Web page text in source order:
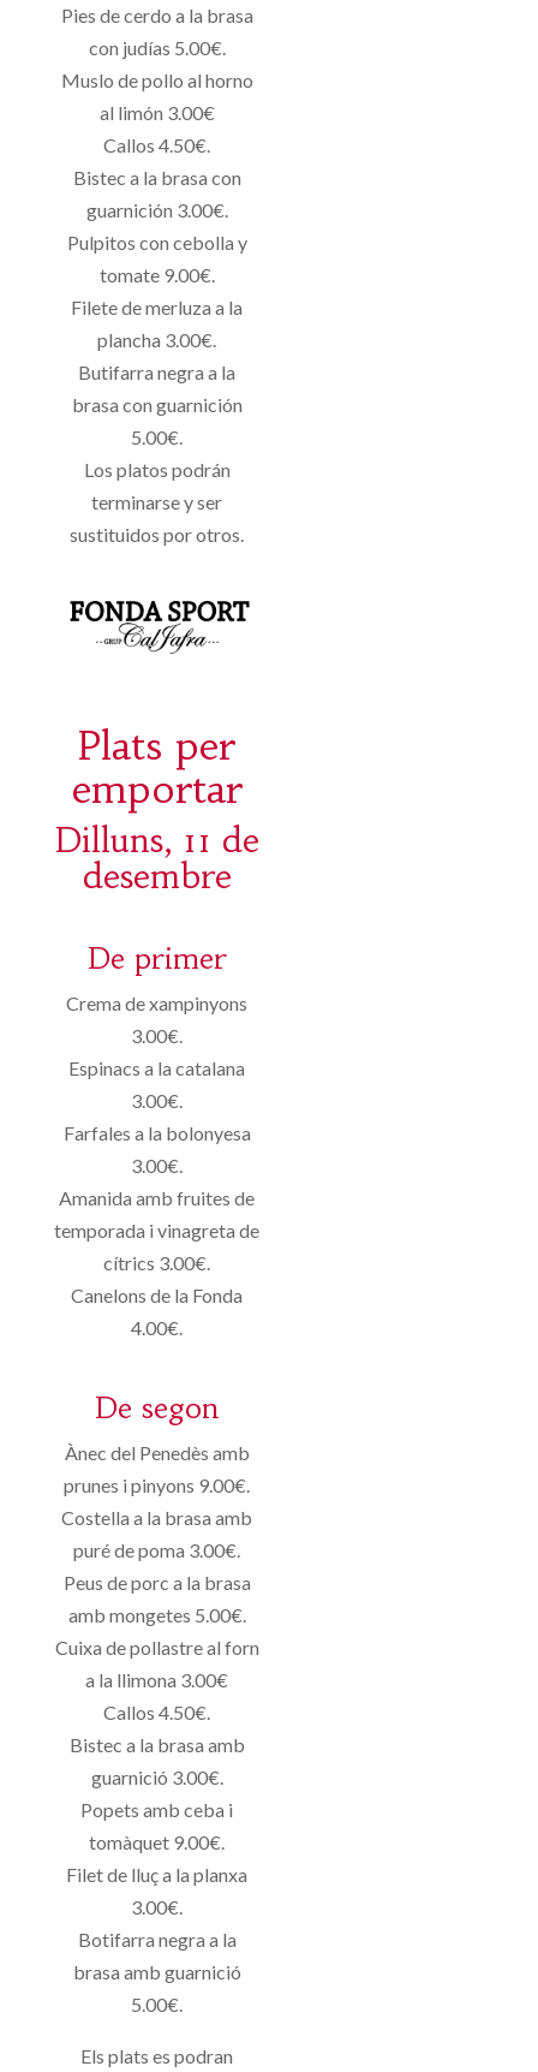
Pies de cerdo a la brasa
con judías 5.00€.
Muslo de pollo al horno
al limón 3.00€
Callos 4.50€.
Bistec a la brasa con
guarnición 3.00€.
Pulpitos con cebolla y
tomate 9.00€.
Filete de merluza a la
plancha 3.00€.
Butifarra negra a la
brasa con guarnición
5.00€.
Los platos podrán
terminarse y ser
sustituidos por otros.
Plats per
emportar
Dilluns, 11 de
desembre
De primer
Crema de xampinyons
3.00€.
Espinacs a la catalana
3.00€.
Farfales a la bolonyesa
3.00€.
Amanida amb fruites de
temporada i vinagreta de
cítrics 3.00€.
Canelons de la Fonda
4.00€.
De segon
Ànec del Penedès amb
prunes i pinyons 9.00€.
Costella a la brasa amb
puré de poma 3.00€.
Peus de porc a la brasa
amb mongetes 5.00€.
Cuixa de pollastre al forn
a la llimona 3.00€
Callos 4.50€.
Bistec a la brasa amb
guarnició 3.00€.
Popets amb ceba i
tomàquet 9.00€.
Filet de lluç a la planxa
3.00€.
Botifarra negra a la
brasa amb guarnició
5.00€.
Els plats es podran